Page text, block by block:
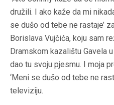
družili. I ako kaže da mi
se dušo od tebe ne rastaje’
Borislava Vujčića, koju sam
Dramskom kazalištu Gavela
dao tu svoju pjesmu. I moja
‘Meni se dušo od tebe ne
televiziju.